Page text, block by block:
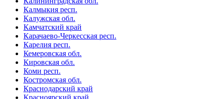
Калмыкия респ.
Калужская обл.
Камчатский край
Карачаево-Черкесская респ.
Карелия респ.
Кемеровская обл.
Кировская обл.
Коми респ.
Костромская обл.
Краснодарский край